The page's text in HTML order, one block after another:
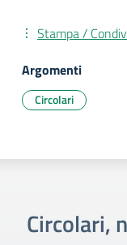
Stampa /
Argomenti
Circolari
Circolari,